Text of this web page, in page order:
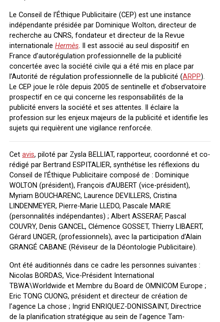
Le Conseil de l’Éthique Publicitaire (CEP) est une instance
indépendante présidée par Dominique Wolton, directeur de
recherche au CNRS, fondateur et directeur de la Revue
internationale Hermès. Il est associé au seul dispositif en
France d’autorégulation professionnelle de la publicité
concertée avec la société civile qui a été mis en place par
l’Autorité de régulation professionnelle de la publicité (ARPP).
Le CEP joue le rôle depuis 2005 de sentinelle et d’observatoire
prospectif en ce qui concerne les responsabilités de la
publicité envers la société et ses attentes. Il éclaire la
profession sur les enjeux majeurs de la publicité et identifie les
sujets qui requièrent une vigilance renforcée.
Cet avis, piloté par Zysla BELLIAT, rapporteur, coordonné et co-
rédigé par Bertrand ESPITALIER, synthétise les réflexions du
Conseil de l’Éthique Publicitaire composé de : Dominique
WOLTON (président), François d’AUBERT (vice-président),
Myriam BOUCHARENC, Laurence DEVILLERS, Cristina
LINDENMEYER, Pierre-Marie LLEDO, Pascale MARIE
(personnalités indépendantes) ; Albert ASSERAF, Pascal
COUVRY, Denis GANCEL, Clémence GOSSET, Thierry LIBAERT,
Gérard UNGER, (professionnels), avec la participation d’Alain
GRANGÉ CABANE (Réviseur de la Déontologie Publicitaire).
Ont été auditionnés dans ce cadre les personnes suivantes :
Nicolas BORDAS, Vice-Président International
TBWA\Worldwide et Membre du Board de OMNICOM Europe ;
Eric TONG CUONG, président et directeur de création de
l’agence La chose ; Ingrid ENRIQUEZ-DONISSAINT, Directrice
de la planification stratégique au sein de l’agence Tam-